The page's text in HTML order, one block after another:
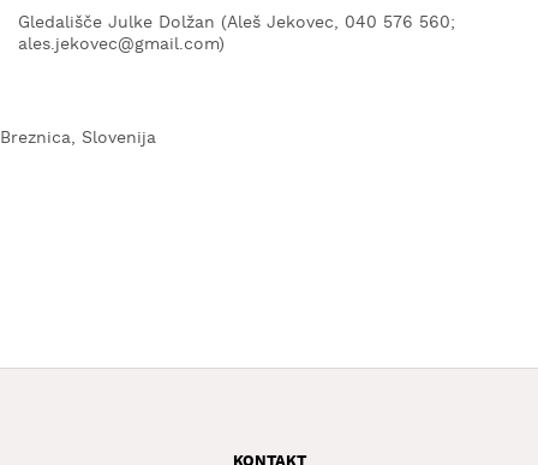
ŠOLE
Gledališče Julke Dolžan (Aleš Jekovec, 040 576 560;
ales.jekovec@gmail.com)
Breznica, Slovenija